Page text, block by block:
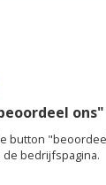
ons"
button
bedrijfspagina.